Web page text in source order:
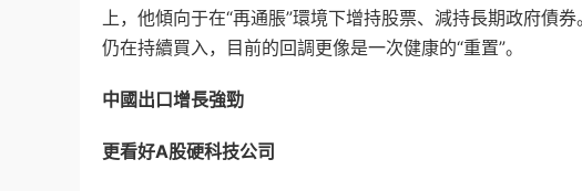
上，他傾向于在“再通脹”環境下增持股票、減持長期政府債
仍在持續買入，目前的回調更像是一次健康的“重置”。
中國出口增長強勁
更看好A股硬科技公司